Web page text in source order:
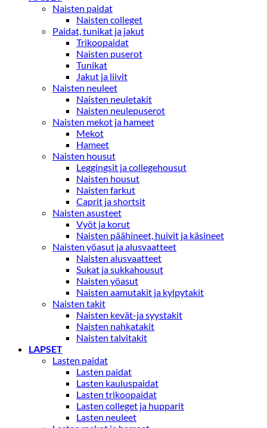
Naisten paidat
Naisten colleget
Paidat, tunikat ja jakut
Trikoopaidat
Naisten puserot
Tunikat
Jakut ja liivit
Naisten neuleet
Naisten neuletakit
Naisten neulepuserot
Naisten mekot ja hameet
Mekot
Hameet
Naisten housut
Leggingsit ja collegehousut
Naisten housut
Naisten farkut
Caprit ja shortsit
Naisten asusteet
Vyöt ja korut
Naisten päähineet, huivit ja käsineet
Naisten yöasut ja alusvaatteet
Naisten alusvaatteet
Sukat ja sukkahousut
Naisten yöasut
Naisten aamutakit ja kylpytakit
Naisten takit
Naisten kevät-ja syystakit
Naisten nahkatakit
Naisten talvitakit
LAPSET
Lasten paidat
Lasten paidat
Lasten kauluspaidat
Lasten trikoopaidat
Lasten colleget ja hupparit
Lasten neuleet